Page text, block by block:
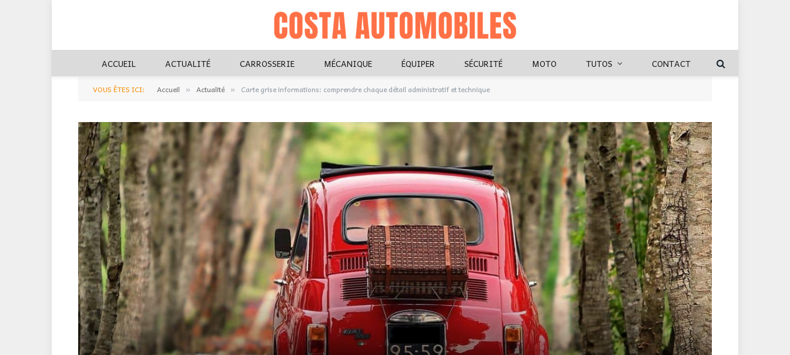
ACCUEIL ACTUALITÉ CARROSSERIE MÉCANIQUE ÉQUIPER SÉCURITÉ MOTO TUTOS CONTACT
VOUS ÊTES ICI: Accueil » Actualité » Carte grise informations: comprendre chaque détail administratif et technique